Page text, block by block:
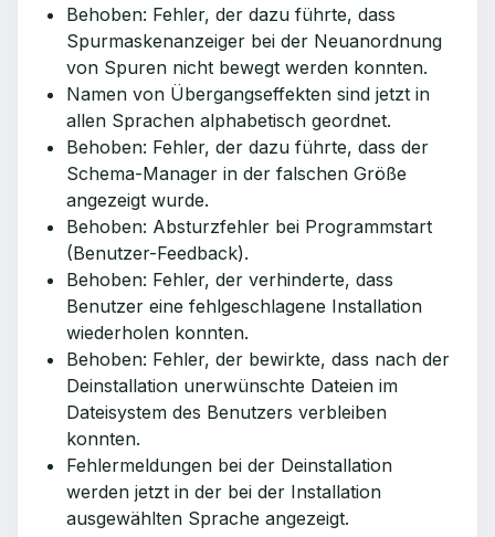
Behoben: Fehler, der dazu führte, dass
Spurmaskenanzeiger bei der Neuanordnung
von Spuren nicht bewegt werden konnten.
Namen von Übergangseffekten sind jetzt in
allen Sprachen alphabetisch geordnet.
Behoben: Fehler, der dazu führte, dass der
Schema-Manager in der falschen Größe
angezeigt wurde.
Behoben: Absturzfehler bei Programmstart
(Benutzer-Feedback).
Behoben: Fehler, der verhinderte, dass
Benutzer eine fehlgeschlagene Installation
wiederholen konnten.
Behoben: Fehler, der bewirkte, dass nach der
Deinstallation unerwünschte Dateien im
Dateisystem des Benutzers verbleiben
konnten.
Fehlermeldungen bei der Deinstallation
werden jetzt in der bei der Installation
ausgewählten Sprache angezeigt.